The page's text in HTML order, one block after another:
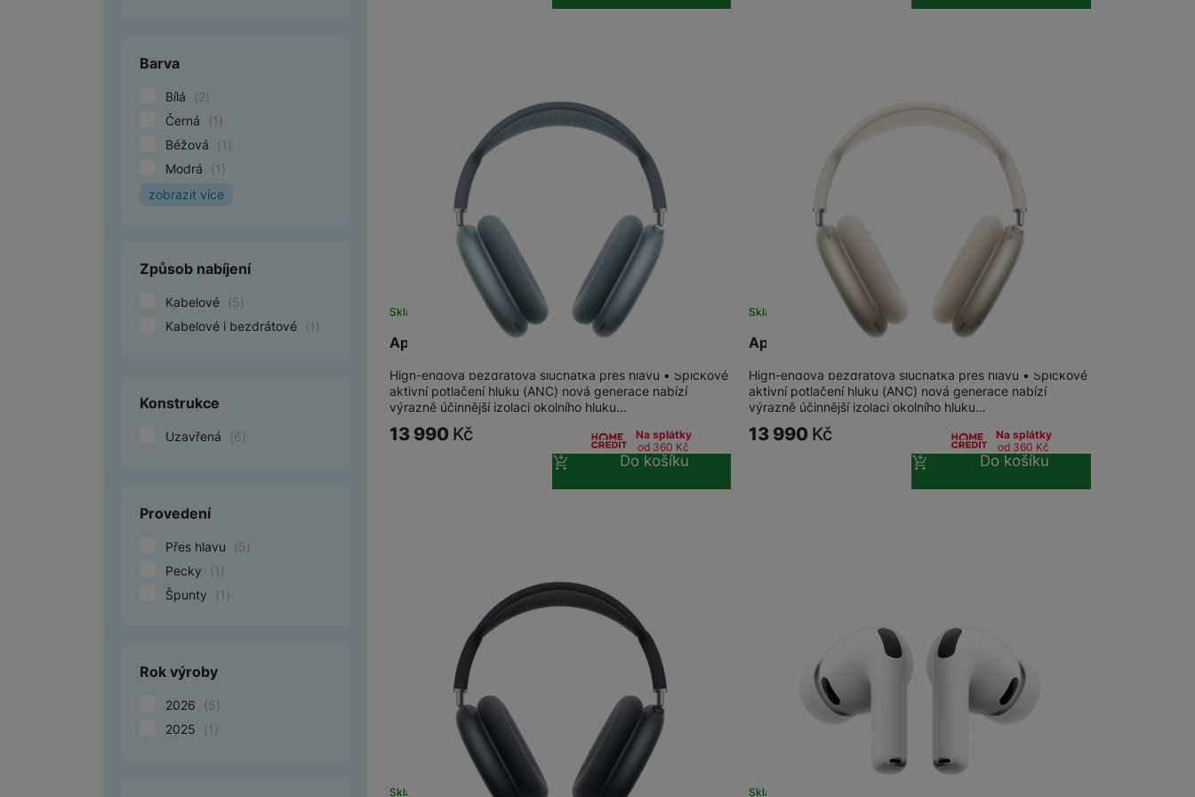
Barva
Bílá (2)
Černá
(1 )
Béžová
(1 )
Modrá
(1 )
zobrazit více
Způsob nabíjení
Kabelové (5)
Kabelové i bezdrátové
(1 )
Konstrukce
Uzavřená (6)
Provedení
Přes hlavu (5)
Pecky
(1 )
Špunty
(1 )
Rok výroby
2026 (5)
2025
(1 )
Apple AirPods Max 2 (2026) Blue
Skladem na 1 prodejně
High-endová bezdrátová sluchátka přes hlavu • Špičkové
aktivní potlačení hluku (ANC) nová generace nabízí
výrazně účinnější izolaci okolního hluku…
13 990 Kč
Na splátky
od 360 Kč
Do košíku
Apple AirPods Max 2 (2026) Starlight
Skladem na 2 prodejnách
High-endová bezdrátová sluchátka přes hlavu • Špičkové
aktivní potlačení hluku (ANC) nová generace nabízí
výrazně účinnější izolaci okolního hluku…
13 990 Kč
Na splátky
od 360 Kč
Do košíku
Skladem na 8 prodejnách Skladem